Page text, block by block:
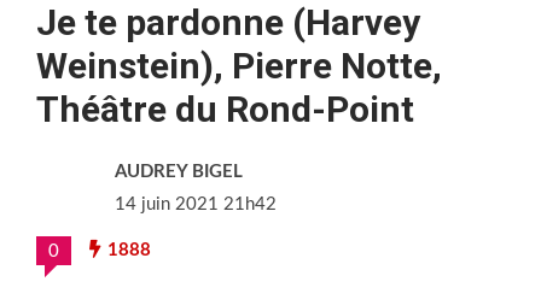
Je te pardonne (Harvey
Weinstein), Pierre Notte,
Théâtre du Rond-Point
AUDREY BIGEL
14 juin 2021 21h42
0 1888